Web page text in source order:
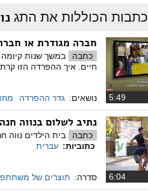
כתבות הכוללות את התג
חברה מגודרת או
כתבה
במשך שנות
חיים. איך ההפרדה הזו
נושאים: גדר ההפרדה
נתיב לשלום בנווה חנה
כתבה בית הילדים נווה
כתוביות: עברית
סדרה: תוצרים של